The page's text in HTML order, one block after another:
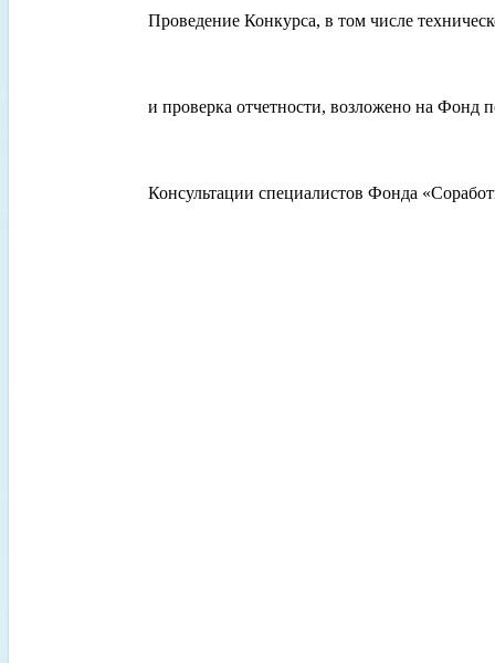
Проведение Конкурса, в том числе
и проверка отчетности, возложено на Фонд
Консультации специалистов Фонда